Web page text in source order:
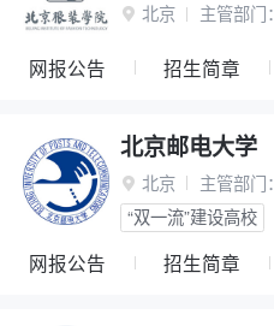
 北京 主管部门：
网报公告 招生简章
北京邮电大学
 北京 主管部门：
“双一流”建设高校
网报公告 招生简章